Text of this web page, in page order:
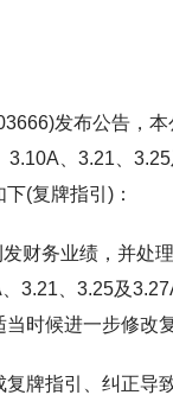
发布公告，
3.10A、3.21、
(复牌指引)：
财务业绩，并处
3.21、3.25及
时候进一步修改
牌指引、纠正导